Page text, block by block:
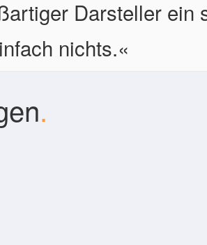
Darsteller
nichts.«
.